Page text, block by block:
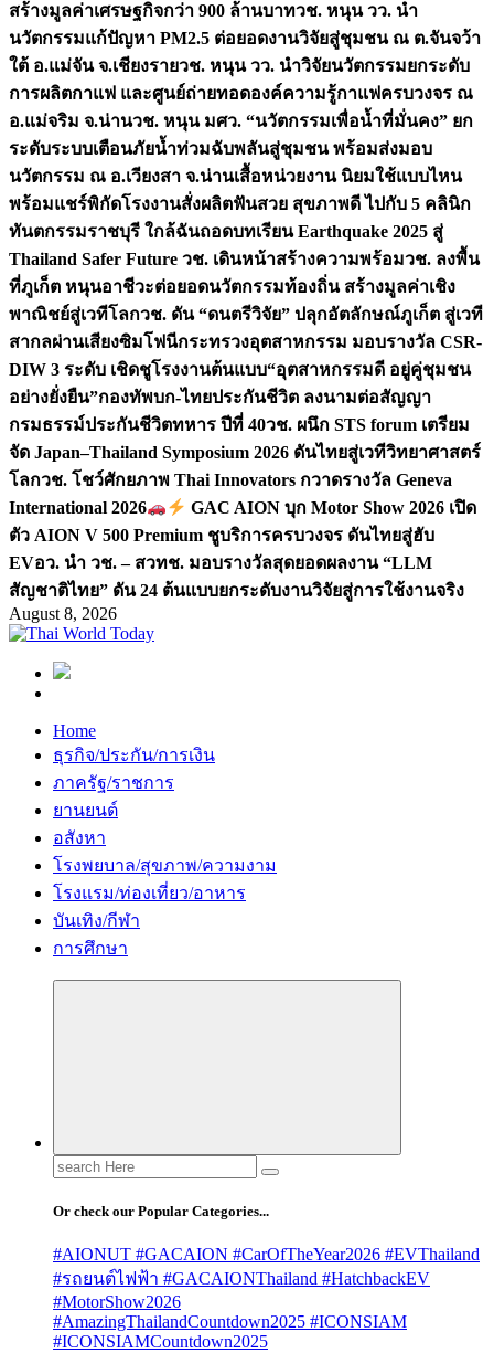
สร้างมูลค่าเศรษฐกิจกว่า 900 ล้านบาทวช. หนุน วว. นำ
นวัตกรรมแก้ปัญหา PM2.5 ต่อยอดงานวิจัยสู่ชุมชน ณ ต.จันจว้า
ใต้ อ.แม่จัน จ.เชียงรายวช. หนุน วว. นำวิจัยนวัตกรรมยกระดับ
การผลิตกาแฟ และศูนย์ถ่ายทอดองค์ความรู้กาแฟครบวงจร ณ
อ.แม่จริม จ.น่านวช. หนุน มศว. “นวัตกรรมเพื่อน้ำที่มั่นคง” ยก
ระดับระบบเตือนภัยน้ำท่วมฉับพลันสู่ชุมชน พร้อมส่งมอบ
นวัตกรรม ณ อ.เวียงสา จ.น่านเสื้อหน่วยงาน นิยมใช้แบบไหน
พร้อมแชร์พิกัดโรงงานสั่งผลิตฟันสวย สุขภาพดี ไปกับ 5 คลินิก
ทันตกรรมราชบุรี ใกล้ฉันถอดบทเรียน Earthquake 2025 สู่
Thailand Safer Future วช. เดินหน้าสร้างความพร้อมวช. ลงพื้น
ที่ภูเก็ต หนุนอาชีวะต่อยอดนวัตกรรมท้องถิ่น สร้างมูลค่าเชิง
พาณิชย์สู่เวทีโลกวช. ดัน “ดนตรีวิจัย” ปลุกอัตลักษณ์ภูเก็ต สู่เวที
สากลผ่านเสียงซิมโฟนีกระทรวงอุตสาหกรรม มอบรางวัล CSR-
DIW 3 ระดับ เชิดชูโรงงานต้นแบบ“อุตสาหกรรมดี อยู่คู่ชุมชน
อย่างยั่งยืน”กองทัพบก-ไทยประกันชีวิต ลงนามต่อสัญญา
กรมธรรม์ประกันชีวิตทหาร ปีที่ 40วช. ผนึก STS forum เตรียม
จัด Japan–Thailand Symposium 2026 ดันไทยสู่เวทีวิทยาศาสตร์
โลกวช. โชว์ศักยภาพ Thai Innovators กวาดรางวัล Geneva
International 2026
GAC AION บุก Motor Show 2026 เปิด
ตัว AION V 500 Premium ชูบริการครบวงจร ดันไทยสู่ฮับ
EVอว. นำ วช. – สวทช. มอบรางวัลสุดยอดผลงาน “LLM
สัญชาติไทย” ดัน 24 ต้นแบบยกระดับงานวิจัยสู่การใช้งานจริง
August 8, 2026
Home
ธุรกิจ/ประกัน/การเงิน
ภาครัฐ/ราชการ
ยานยนต์
อสังหา
โรงพยบาล/สุขภาพ/ความงาม
โรงแรม/ท่องเที่ยว/อาหาร
บันเทิง/กีฬา
การศึกษา
Search
for:
Or check our Popular Categories...
#AIONUT #GACAION #CarOfTheYear2026 #EVThailand
#รถยนต์ไฟฟ้า #GACAIONThailand #HatchbackEV
#MotorShow2026
#AmazingThailandCountdown2025 #ICONSIAM
#ICONSIAMCountdown2025